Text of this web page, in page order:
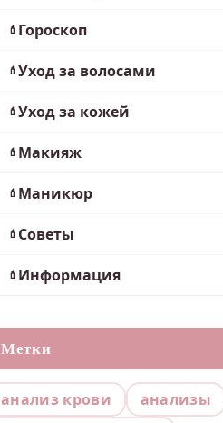
Гороскоп
Уход за волосами
Уход за кожей
Макияж
Маникюр
Советы
Информация
Метки
анализ крови
анализы